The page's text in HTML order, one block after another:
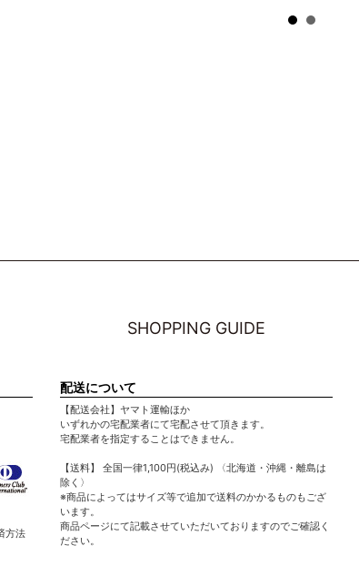
SHOPPING GUIDE
方法
配送について
【配送会社】ヤマト運輸ほか
いずれかの宅配業者にて宅配させて頂きます。
宅配業者を指定することはできません。
【送料】 全国一律1,100円(税込み) 〈北海道・沖縄・離島は
除く〉
※商品によってはサイズ等で追加で送料のかかるものもござ
います。
商品ページにて記載させていただいておりますのでご確認く
ださい。